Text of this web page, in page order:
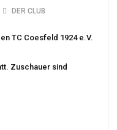
DER CLUB
TC Coesfeld 1924 e.V.
Zuschauer sind